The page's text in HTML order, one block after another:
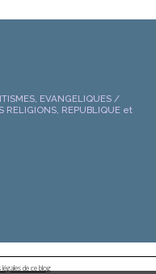
EVANGELIQUES /
RELIGIONS, REPUBLIQUE et
légales de ce blog